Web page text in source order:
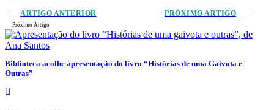
ARTIGO ANTERIOR PRÓXIMO ARTIGO
Próximo Artigo
Biblioteca acolhe apresentação do livro “Histórias de uma Gaivota e
Outras”